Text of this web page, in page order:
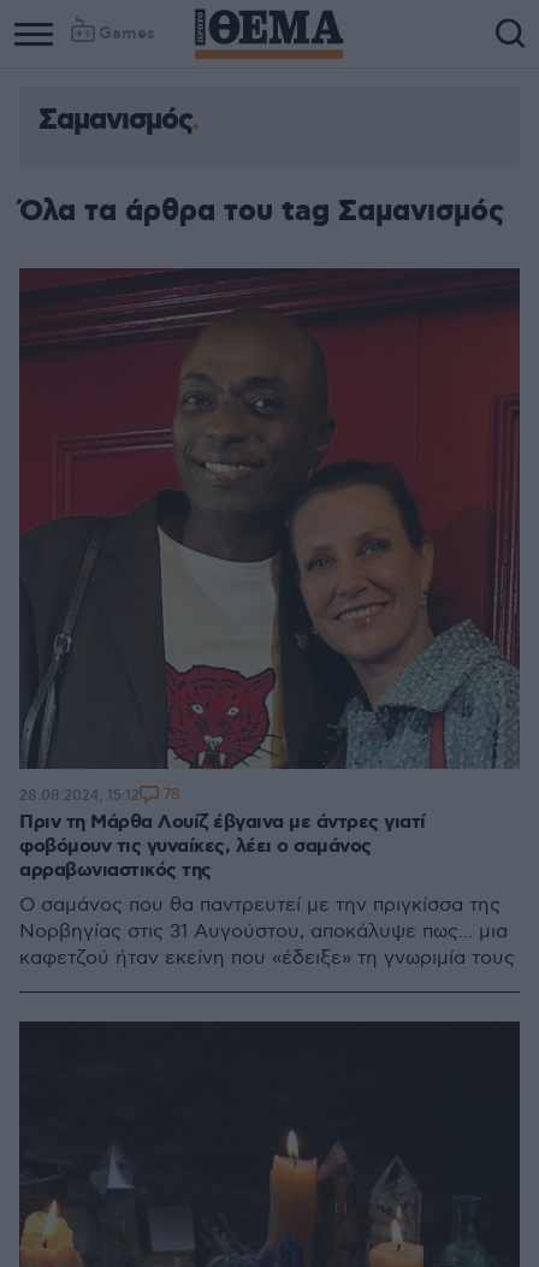
Games
Σαμανισμός
Όλα τα άρθρα του tag Σαμανισμός
Πριν τη Μάρθα Λουίζ έβγαινα με άντρες γιατί
φοβόμουν τις γυναίκες, λέει ο σαμάνος
αρραβωνιαστικός της
Ο σαμάνος που θα παντρευτεί με την πριγκίσσα της
Νορβηγίας στις 31 Αυγούστου, αποκάλυψε πως... μια
καφετζού ήταν εκείνη που «έδειξε» τη γνωριμία τους
28.08.2024, 15:12 78